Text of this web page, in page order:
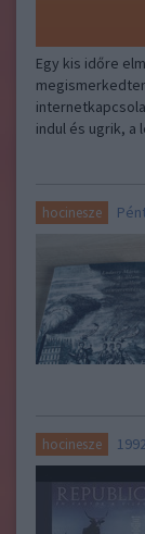
Egy kis időre
indul és ugrik, a
hocinesze
hocinesze